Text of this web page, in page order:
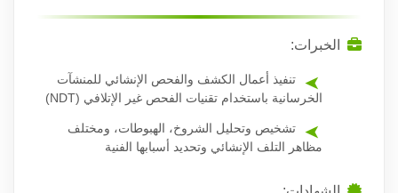
الخبرات:
تنفيذ أعمال الكشف والفحص الإنشائي للمنشآت
الخرسانية باستخدام تقنيات الفحص غير الإتلافي (NDT)
تشخيص وتحليل الشروخ، الهبوطات، ومختلف
مظاهر التلف الإنشائي وتحديد أسبابها الفنية